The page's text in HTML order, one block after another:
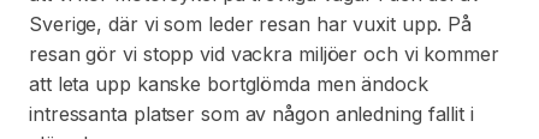
Sverige, där vi som leder resan har vuxit upp. På
resan gör vi stopp vid vackra miljöer och vi kommer
att leta upp kanske bortglömda men ändock
intressanta platser som av någon anledning fallit i